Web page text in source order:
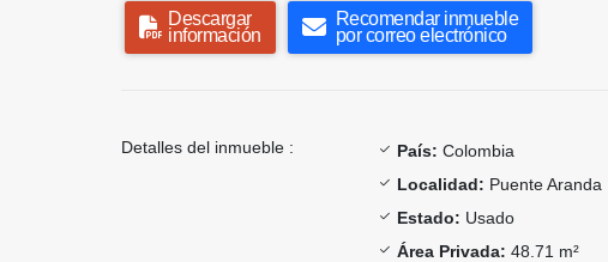
Descargar
información
Recomendar inmueble
por correo electrónico
Detalles del inmueble : País: Colombia
Localidad: Puente Aranda
Estado: Usado
Área Privada: 48.71 m²